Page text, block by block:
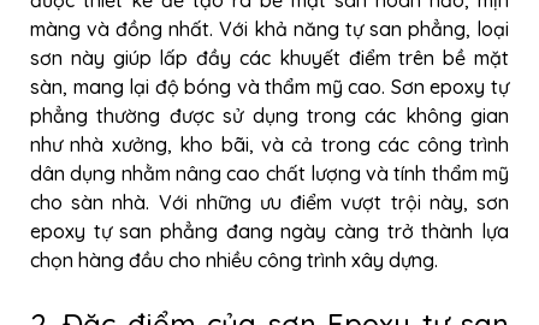
màng và đồng nhất. Với khả năng tự san phẳng, loại
sơn này giúp lấp đầy các khuyết điểm trên bề mặt
sàn, mang lại độ bóng và thẩm mỹ cao. Sơn epoxy tự
phẳng thường được sử dụng trong các không gian
như nhà xưởng, kho bãi, và cả trong các công trình
dân dụng nhằm nâng cao chất lượng và tính thẩm mỹ
cho sàn nhà. Với những ưu điểm vượt trội này, sơn
epoxy tự san phẳng đang ngày càng trở thành lựa
chọn hàng đầu cho nhiều công trình xây dựng.